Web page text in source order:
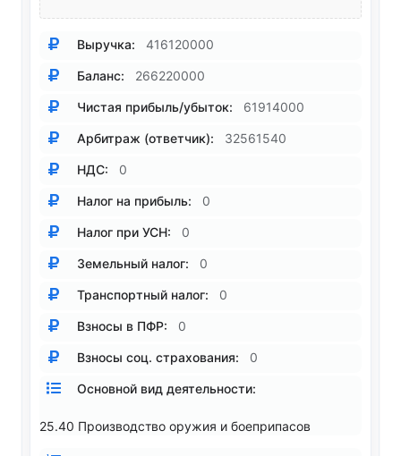
Выручка: 416120000
Баланс: 266220000
Чистая прибыль/убыток: 61914000
Арбитраж (ответчик): 32561540
НДС: 0
Налог на прибыль: 0
Налог при УСН: 0
Земельный налог: 0
Транспортный налог: 0
Взносы в ПФР: 0
Взносы соц. страхования: 0
Основной вид деятельности:
25.40 Производство оружия и боеприпасов